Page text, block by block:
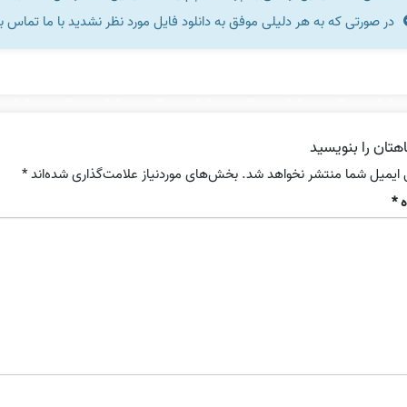
در صورتی که به هر دلیلی موفق به دانلود فایل مورد نظر نشدید با ما تماس
را بنویسید
ایمیل شما منتشر نخواهد شد. بخش‌های موردنیاز علامت‌گذاری شده‌اند*
*